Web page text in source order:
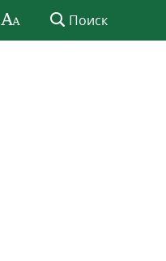
Поиск